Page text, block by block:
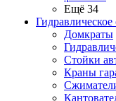
Ещё 34
Гидравлическое
Домкраты
Стойки
Краны